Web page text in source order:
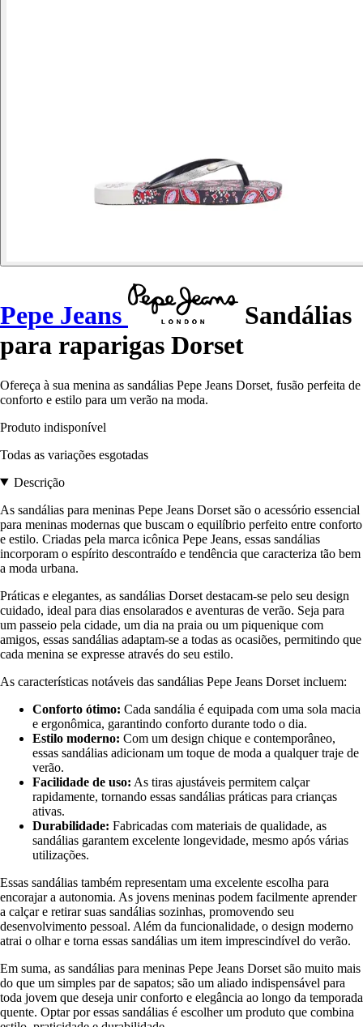
Pepe Jeans
Sandálias
para raparigas Dorset
Ofereça à sua menina as sandálias Pepe Jeans Dorset, fusão perfeita de
conforto e estilo para um verão na moda.
Produto indisponível
Todas as variações esgotadas
Descrição
As sandálias para meninas Pepe Jeans Dorset são o acessório essencial
para meninas modernas que buscam o equilíbrio perfeito entre conforto
e estilo. Criadas pela marca icônica Pepe Jeans, essas sandálias
incorporam o espírito descontraído e tendência que caracteriza tão bem
a moda urbana.
Práticas e elegantes, as sandálias Dorset destacam-se pelo seu design
cuidado, ideal para dias ensolarados e aventuras de verão. Seja para
um passeio pela cidade, um dia na praia ou um piquenique com
amigos, essas sandálias adaptam-se a todas as ocasiões, permitindo que
cada menina se expresse através do seu estilo.
As características notáveis das sandálias Pepe Jeans Dorset incluem:
Conforto ótimo: Cada sandália é equipada com uma sola macia
e ergonômica, garantindo conforto durante todo o dia.
Estilo moderno: Com um design chique e contemporâneo,
essas sandálias adicionam um toque de moda a qualquer traje de
verão.
Facilidade de uso: As tiras ajustáveis permitem calçar
rapidamente, tornando essas sandálias práticas para crianças
ativas.
Durabilidade: Fabricadas com materiais de qualidade, as
sandálias garantem excelente longevidade, mesmo após várias
utilizações.
Essas sandálias também representam uma excelente escolha para
encorajar a autonomia. As jovens meninas podem facilmente aprender
a calçar e retirar suas sandálias sozinhas, promovendo seu
desenvolvimento pessoal. Além da funcionalidade, o design moderno
atrai o olhar e torna essas sandálias um item imprescindível do verão.
Em suma, as sandálias para meninas Pepe Jeans Dorset são muito mais
do que um simples par de sapatos; são um aliado indispensável para
toda jovem que deseja unir conforto e elegância ao longo da temporada
quente. Optar por essas sandálias é escolher um produto que combina